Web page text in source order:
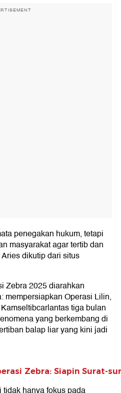
penegakan hukum, tetapi
masyarakat agar tertib dan
dikutip dari situs
Zebra 2025 diarahkan
mempersiapkan Operasi Lilin,
tiga bulan
yang berkembang di
balap liar yang kini jadi
Zebra: Siapin Surat-